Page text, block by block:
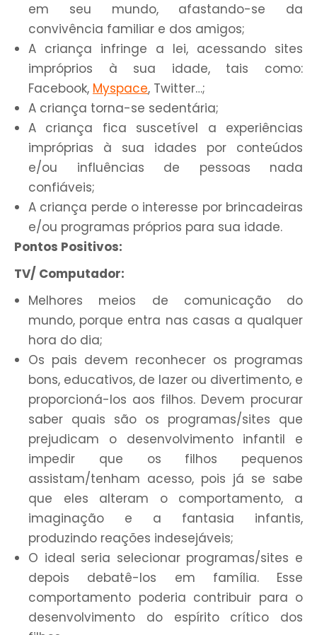
em seu mundo, afastando-se da
convivência familiar e dos amigos;
A criança infringe a lei, acessando sites
impróprios à sua idade, tais como:
Facebook, Myspace, Twitter…;
A criança torna-se sedentária;
A criança fica suscetível a experiências
impróprias à sua idades por conteúdos
e/ou influências de pessoas nada
confiáveis;
A criança perde o interesse por brincadeiras
e/ou programas próprios para sua idade.
Pontos Positivos:
TV/ Computador:
Melhores meios de comunicação do
mundo, porque entra nas casas a qualquer
hora do dia;
Os pais devem reconhecer os programas
bons, educativos, de lazer ou divertimento, e
proporcioná-los aos filhos. Devem procurar
saber quais são os programas/sites que
prejudicam o desenvolvimento infantil e
impedir que os filhos pequenos
assistam/tenham acesso, pois já se sabe
que eles alteram o comportamento, a
imaginação e a fantasia infantis,
produzindo reações indesejáveis;
O ideal seria selecionar programas/sites e
depois debatê-los em família. Esse
comportamento poderia contribuir para o
desenvolvimento do espírito crítico dos